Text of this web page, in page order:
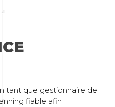
tant que gestionnaire de
fiable afin